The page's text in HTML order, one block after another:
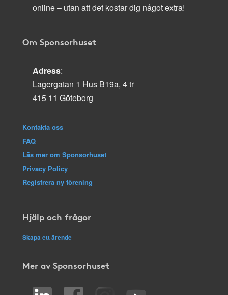
online – utan att det kostar dig något extra!
Om Sponsorhuset
Adress:
Lagergatan 1 Hus B19a, 4 tr
415 11 Göteborg
Kontakta oss
FAQ
Läs mer om Sponsorhuset
Privacy Policy
Registrera ny förening
Hjälp och frågor
Skapa ett ärende
Mer av Sponsorhuset